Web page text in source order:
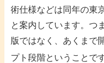
術仕様などは同年の東
と案内しています。つ
版ではなく、あくまで
プト段階ということで